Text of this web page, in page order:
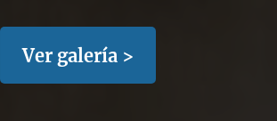
Ver galería >